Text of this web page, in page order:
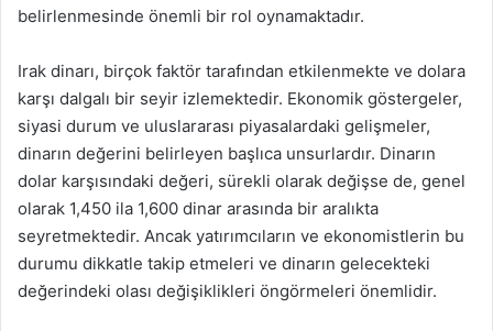
belirlenmesinde önemli bir rol oynamaktadır.
Irak dinarı, birçok faktör tarafından etkilenmekte ve dolara
karşı dalgalı bir seyir izlemektedir. Ekonomik göstergeler,
siyasi durum ve uluslararası piyasalardaki gelişmeler,
dinarın değerini belirleyen başlıca unsurlardır. Dinarın
dolar karşısındaki değeri, sürekli olarak değişse de, genel
olarak 1,450 ila 1,600 dinar arasında bir aralıkta
seyretmektedir. Ancak yatırımcıların ve ekonomistlerin bu
durumu dikkatle takip etmeleri ve dinarın gelecekteki
değerindeki olası değişiklikleri öngörmeleri önemlidir.